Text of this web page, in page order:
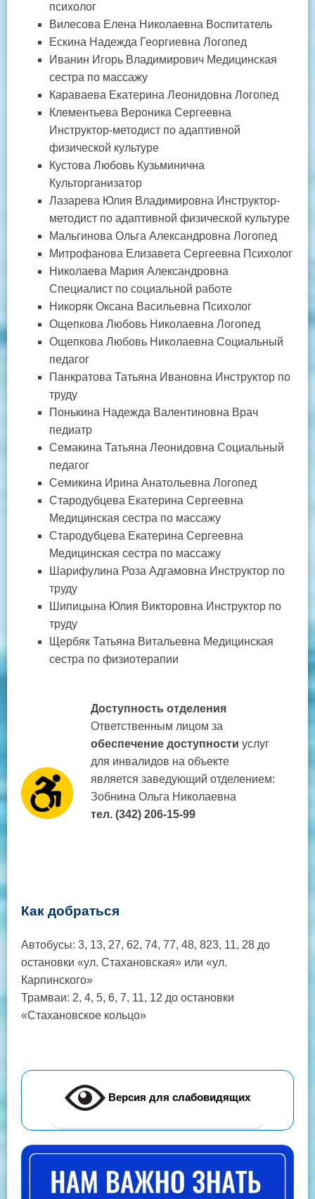
психолог
Вилесова Елена Николаевна Воспитатель
Ескина Надежда Георгиевна Логопед
Иванин Игорь Владимирович Медицинская
сестра по массажу
Караваева Екатерина Леонидовна Логопед
Клементьева Вероника Сергеевна
Инструктор-методист по адаптивной
физической культуре
Кустова Любовь Кузьминична
Культорганизатор
Лазарева Юлия Владимировна Инструктор-
методист по адаптивной физической культуре
Мальгинова Ольга Александровна Логопед
Митрофанова Елизавета Сергеевна Психолог
Николаева Мария Александровна
Специалист по социальной работе
Никоряк Оксана Васильевна Психолог
Ощепкова Любовь Николаевна Логопед
Ощепкова Любовь Николаевна Социальный
педагог
Панкратова Татьяна Ивановна Инструктор по
труду
Понькина Надежда Валентиновна Врач
педиатр
Семакина Татьяна Леонидовна Социальный
педагог
Семикина Ирина Анатольевна Логопед
Стародубцева Екатерина Сергеевна
Медицинская сестра по массажу
Стародубцева Екатерина Сергеевна
Медицинская сестра по массажу
Шарифулина Роза Адгамовна Инструктор по
труду
Шипицына Юлия Викторовна Инструктор по
труду
Щербяк Татьяна Витальевна Медицинская
сестра по физиотерапии
Доступность отделения
Ответственным лицом за
обеспечение доступности услуг
для инвалидов на объекте
является заведующий отделением:
Зобнина Ольга Николаевна
тел. (342) 206-15-99
Как добраться
Автобусы: 3, 13, 27, 62, 74, 77, 48, 823, 11, 28 до
остановки «ул. Стахановская» или «ул.
Карпинского»
Трамваи: 2, 4, 5, 6, 7, 11, 12 до остановки
«Стахановское кольцо»
Версия для слабовидящих